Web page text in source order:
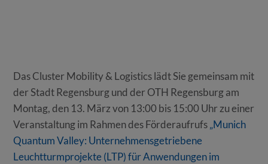
Das Cluster Mobility & Logistics lädt Sie gemeinsam mit
der Stadt Regensburg und der OTH Regensburg am
Montag, den 13. März von 13:00 bis 15:00 Uhr zu einer
Veranstaltung im Rahmen des Förderaufrufs„Munich
Quantum Valley: Unternehmensgetriebene
Leuchtturmprojekte (LTP) für Anwendungen im